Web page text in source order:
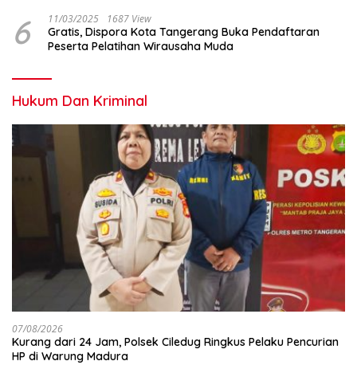
6 11/03/2025 1687 View
Gratis, Dispora Kota Tangerang Buka Pendaftaran
Peserta Pelatihan Wirausaha Muda
Hukum Dan Kriminal
07/08/2026
Kurang dari 24 Jam, Polsek Ciledug Ringkus Pelaku Pencurian
HP di Warung Madura